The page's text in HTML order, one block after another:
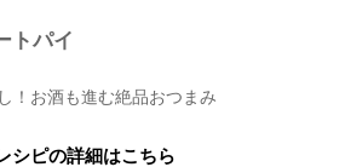
トパイ
！お酒も進む絶品おつまみ
シピの詳細はこちら